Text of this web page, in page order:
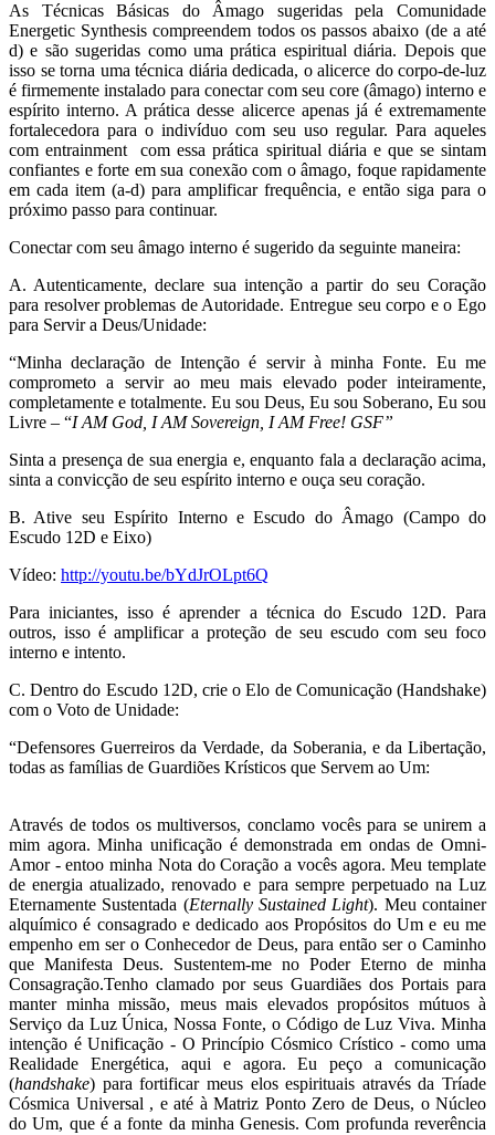
As Técnicas Básicas do Âmago sugeridas pela Comunidade
Energetic Synthesis compreendem todos os passos abaixo (de a até
d) e são sugeridas como uma prática espiritual diária. Depois que
isso se torna uma técnica diária dedicada, o alicerce do corpo-de-luz
é firmemente instalado para conectar com seu core (âmago) interno e
espírito interno. A prática desse alicerce apenas já é extremamente
fortalecedora para o indivíduo com seu uso regular. Para aqueles
com entrainment com essa prática spiritual diária e que se sintam
confiantes e forte em sua conexão com o âmago, foque rapidamente
em cada item (a-d) para amplificar frequência, e então siga para o
próximo passo para continuar.
Conectar com seu âmago interno é sugerido da seguinte maneira:
A. Autenticamente, declare sua intenção a partir do seu Coração
para resolver problemas de Autoridade. Entregue seu corpo e o Ego
para Servir a Deus/Unidade:
“Minha declaração de Intenção é servir à minha Fonte. Eu me
comprometo a servir ao meu mais elevado poder inteiramente,
completamente e totalmente. Eu sou Deus, Eu sou Soberano, Eu sou
Livre – “I AM God, I AM Sovereign, I AM Free! GSF”
Sinta a presença de sua energia e, enquanto fala a declaração acima,
sinta a convicção de seu espírito interno e ouça seu coração.
B. Ative seu Espírito Interno e Escudo do Âmago (Campo do
Escudo 12D e Eixo)
Vídeo: http://youtu.be/bYdJrOLpt6Q
Para iniciantes, isso é aprender a técnica do Escudo 12D. Para
outros, isso é amplificar a proteção de seu escudo com seu foco
interno e intento.
C. Dentro do Escudo 12D, crie o Elo de Comunicação (Handshake)
com o Voto de Unidade:
“Defensores Guerreiros da Verdade, da Soberania, e da Libertação,
todas as famílias de Guardiões Krísticos que Servem ao Um:
Através de todos os multiversos, conclamo vocês para se unirem a
mim agora. Minha unificação é demonstrada em ondas de Omni-
Amor - entoo minha Nota do Coração a vocês agora. Meu template
de energia atualizado, renovado e para sempre perpetuado na Luz
Eternamente Sustentada (Eternally Sustained Light). Meu container
alquímico é consagrado e dedicado aos Propósitos do Um e eu me
empenho em ser o Conhecedor de Deus, para então ser o Caminho
que Manifesta Deus. Sustentem-me no Poder Eterno de minha
Consagração.Tenho clamado por seus Guardiães dos Portais para
manter minha missão, meus mais elevados propósitos mútuos à
Serviço da Luz Única, Nossa Fonte, o Código de Luz Viva. Minha
intenção é Unificação - O Princípio Cósmico Crístico - como uma
Realidade Energética, aqui e agora. Eu peço a comunicação
(handshake) para fortificar meus elos espirituais através da Tríade
Cósmica Universal , e até à Matriz Ponto Zero de Deus, o Núcleo
do Um, que é a fonte da minha Genesis. Com profunda reverência